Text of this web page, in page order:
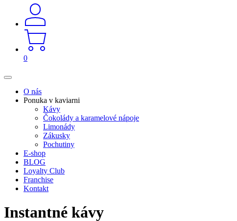
0
O nás
Ponuka v kaviarni
Kávy
Čokolády a karamelové nápoje
Limonády
Zákusky
Pochutiny
E-shop
BLOG
Loyalty Club
Franchise
Kontakt
Instantné kávy